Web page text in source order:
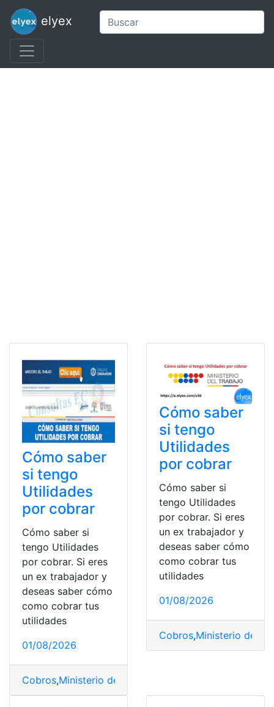
elyex
Cómo saber
si tengo
Utilidades
por cobrar
Cómo saber si
tengo Utilidades
por cobrar. Si eres
un ex trabajador y
deseas saber cómo
como cobrar tus
utilidades
01/08/2026
Cobros,Ministerio de Trabajo
Cómo saber
si tengo
Utilidades
por cobrar
Cómo saber si
tengo Utilidades
por cobrar. Si eres
un ex trabajador y
deseas saber cómo
como cobrar tus
utilidades
01/08/2026
Cobros,Ministerio de